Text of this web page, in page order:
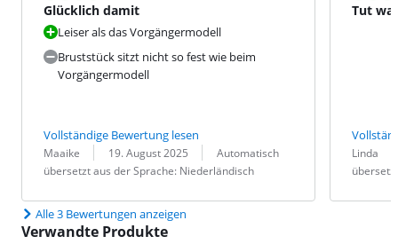
Glücklich damit
Leiser als das Vorgängermodell
Bruststück sitzt nicht so fest wie beim
Vorgängermodell
Vollständige Bewertung lesen
Bewertung von:
Maaike
Datum: 19. August 2025
Übersetzung:
Automatisch
übersetzt aus der Sprache: Niederländisch
Tut
Bewertung
Linda
Datum:
Alle 3 Bewertungen anzeigen
Verwandte Produkte